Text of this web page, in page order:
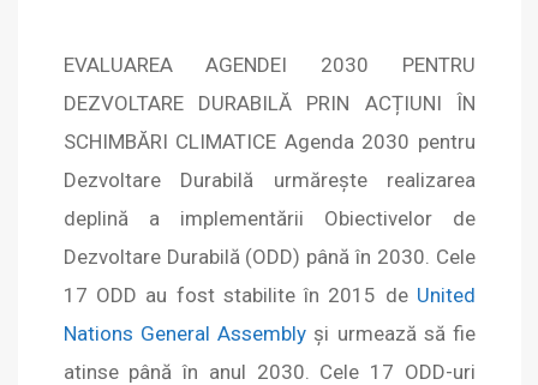
EVALUAREA AGENDEI 2030 PENTRU
DEZVOLTARE DURABILĂ PRIN ACȚIUNI ÎN
SCHIMBĂRI CLIMATICE Agenda 2030 pentru
Dezvoltare Durabilă urmărește realizarea
deplină a implementării Obiectivelor de
Dezvoltare Durabilă (ODD) până în 2030. Cele
17 ODD au fost stabilite în 2015 de United
Nations General Assembly și urmează să fie
atinse până în anul 2030. Cele 17 ODD-uri